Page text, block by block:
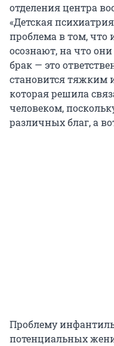
отделения центра
«Детская
проблема в том,
осознают, на что
брак — это
становится
которая решила
человеком,
различных благ, а
Проблему
потенциальных